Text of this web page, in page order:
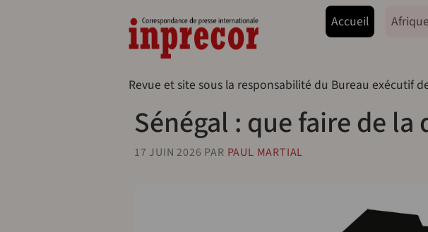
Navegação principal
Accueil Afrique
Revue et site sous la responsabilité du Bureau exécutif
Sénégal : que faire de
17 JUIN 2026 PAR PAUL MARTIAL